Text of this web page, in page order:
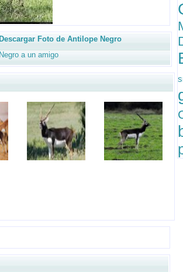
Descargar Foto de Antilope Negro
a un amigo